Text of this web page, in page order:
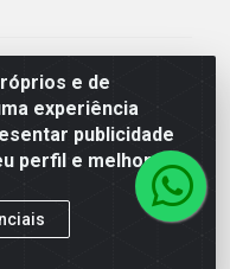
e de
experiência
publicidade
perfil e melhorar a
de Vidros LTDA -
Carlos Drummond de
– Cascavel/PR - CEP